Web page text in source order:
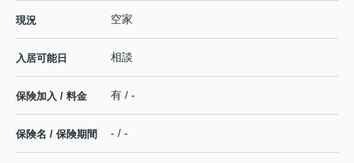
現況 空家
入居可能日 相談
保険加入 / 料金 有 / -
保険名 / 保険期間 - / -